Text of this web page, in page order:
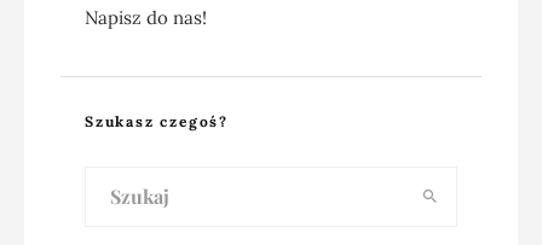
Napisz do nas!
Szukasz czegoś?